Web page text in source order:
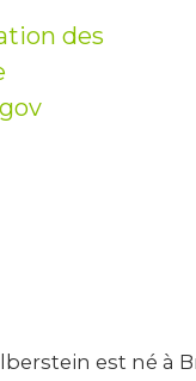
des
est né à